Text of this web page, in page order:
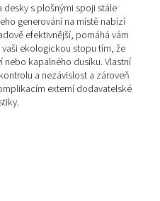
specifikováno.
: PCB jsou choulostivé
dusíku prachovými
by je mohla poškodit, což
klíčovým požadavkem.